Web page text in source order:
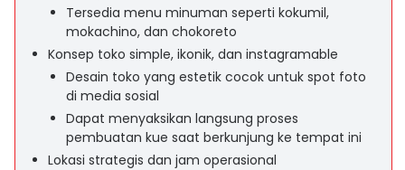
Tersedia menu minuman seperti kokumil,
mokachino, dan chokoreto
Konsep toko simple, ikonik, dan instagramable
Desain toko yang estetik cocok untuk spot foto
di media sosial
Dapat menyaksikan langsung proses
pembuatan kue saat berkunjung ke tempat ini
Lokasi strategis dan jam operasional